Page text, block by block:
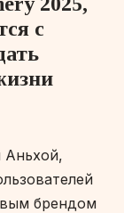
с
Аньхой,
брендом